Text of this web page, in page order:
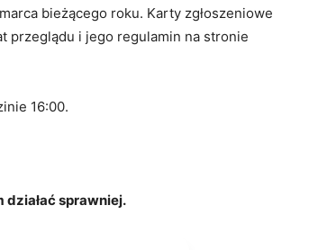
bieżącego roku. Karty zgłoszeniowe
przeglądu i jego regulamin na stronie
16:00.
działać sprawniej.